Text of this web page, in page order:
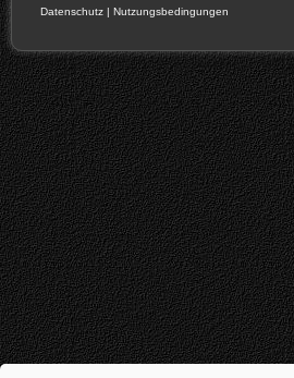
Datenschutz | Nutzungsbedingungen